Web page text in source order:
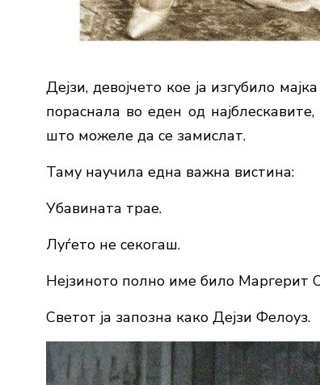
Дејзи, девојчето кое ја изгубило
пораснала во еден од
што можеле да се замислат.
Таму научила една важна вистина:
Убавината трае.
Луѓето не секогаш.
Нејзиното полно име било Маргерит
Светот ја запозна како Дејзи Фелоуз.